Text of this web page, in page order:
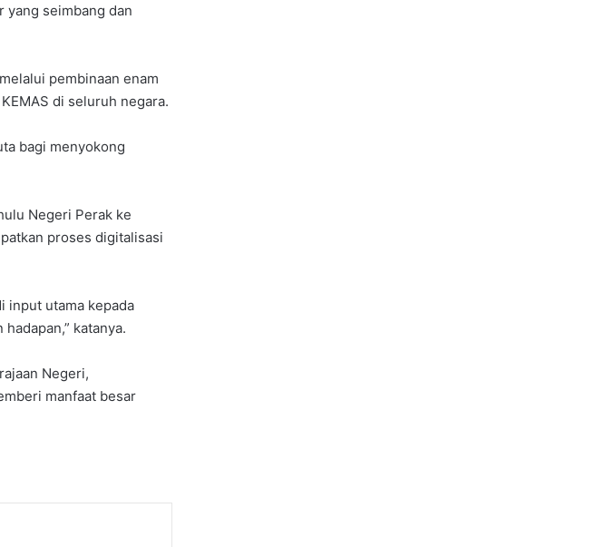
yang seimbang dan
pembinaan enam
di seluruh negara.
bagi menyokong
Negeri Perak ke
proses digitalisasi
input utama kepada
katanya.
Negeri,
manfaat besar